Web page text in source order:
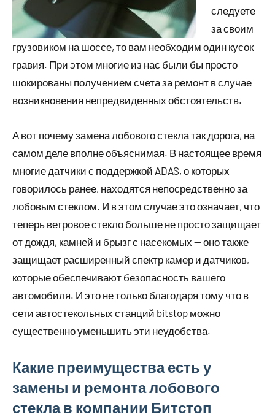
следуете
за своим
грузовиком на шоссе, то вам необходим один кусок
гравия. При этом многие из нас были бы просто
шокированы получением счета за ремонт в случае
возникновения непредвиденных обстоятельств.
А вот почему замена лобового стекла так дорога, на
самом деле вполне объяснимая. В настоящее время
многие датчики с поддержкой ADAS, о которых
говорилось ранее, находятся непосредственно за
лобовым стеклом. И в этом случае это означает, что
теперь ветровое стекло больше не просто защищает
от дождя, камней и брызг с насекомых — оно также
защищает расширенный спектр камер и датчиков,
которые обеспечивают безопасность вашего
автомобиля. И это не только благодаря тому что в
сети автостекольных станций bitstop можно
существенно уменьшить эти неудобства.
Какие преимущества есть у
замены и ремонта лобового
стекла в компании Битстоп